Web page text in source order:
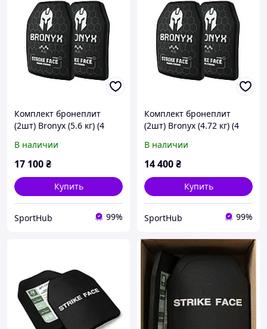
Комплект бронеплит
(2шт) Bronyx (5.6 кг) (4
В наличии
17 100₴
Купить
SportHub 99%
Комплект бронеплит
(2шт) Bronyx (4.72 кг) (4
В наличии
14 400₴
Купить
SportHub 99%